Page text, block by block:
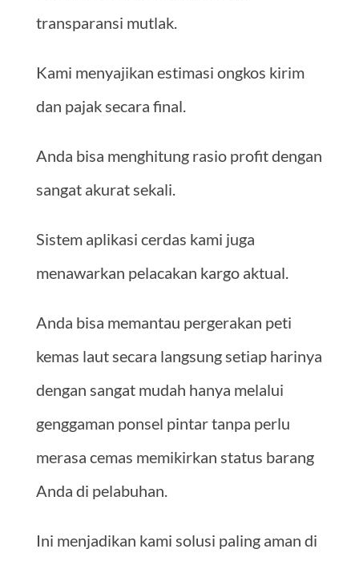
transparansi mutlak.
Kami menyajikan estimasi ongkos kirim
dan pajak secara final.
Anda bisa menghitung rasio profit dengan
sangat akurat sekali.
Sistem aplikasi cerdas kami juga
menawarkan pelacakan kargo aktual.
Anda bisa memantau pergerakan peti
kemas laut secara langsung setiap harinya
dengan sangat mudah hanya melalui
genggaman ponsel pintar tanpa perlu
merasa cemas memikirkan status barang
Anda di pelabuhan.
Ini menjadikan kami solusi paling aman di